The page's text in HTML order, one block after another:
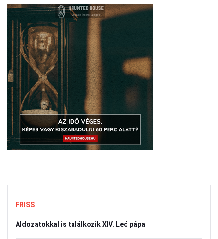
FRISS
Áldozatokkal is találkozik XIV. Leó pápa